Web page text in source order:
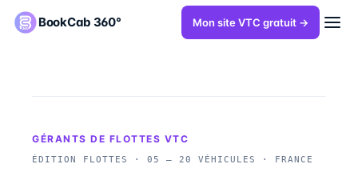
BookCab 360° Mon site VTC gratuit →
GÉRANTS DE FLOTTES VTC
ÉDITION FLOTTES · 05 — 20 VÉHICULES · FRANCE